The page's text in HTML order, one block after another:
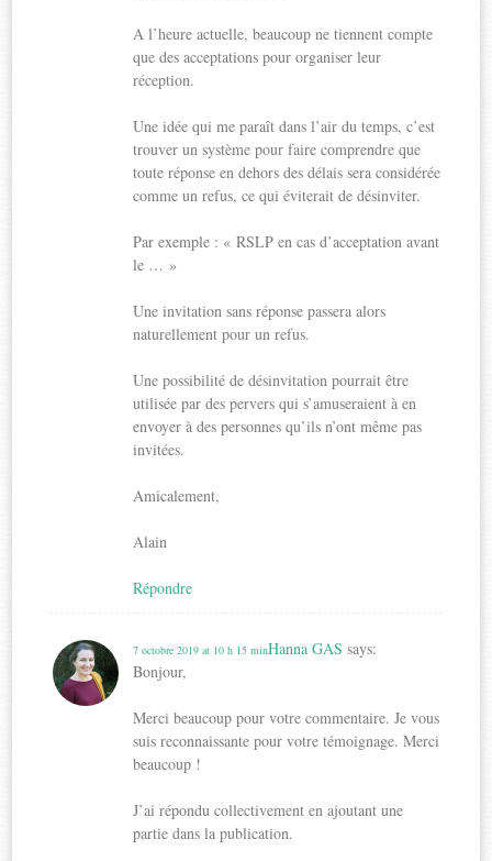
A l’heure actuelle, beaucoup ne tiennent compte
que des acceptations pour organiser leur
réception.
Une idée qui me paraît dans l’air du temps, c’est
trouver un système pour faire comprendre que
toute réponse en dehors des délais sera considérée
comme un refus, ce qui éviterait de désinviter.
Par exemple : « RSLP en cas d’acceptation avant
le … »
Une invitation sans réponse passera alors
naturellement pour un refus.
Une possibilité de désinvitation pourrait être
utilisée par des pervers qui s’amuseraient à en
envoyer à des personnes qu’ils n’ont même pas
invitées.
Amicalement,
Alain
Répondre
Hanna GAS says:
7 octobre 2019 at 10 h 15 min
Bonjour,
Merci beaucoup pour votre commentaire. Je vous
suis reconnaissante pour votre témoignage. Merci
beaucoup !
J’ai répondu collectivement en ajoutant une
partie dans la publication.